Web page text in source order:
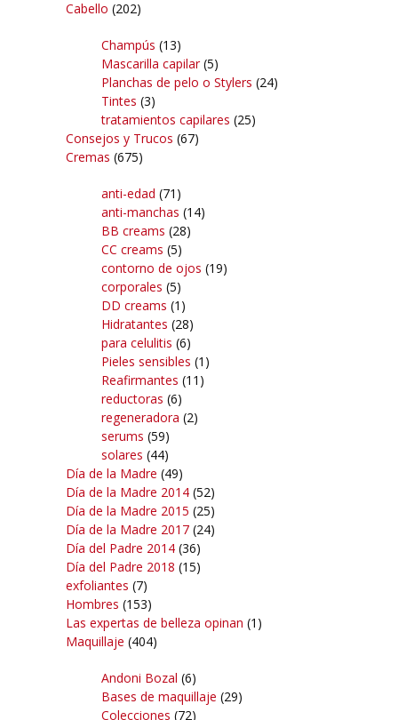
Cabello (202)
Champús (13)
Mascarilla capilar(5)
Planchas de pelo o Stylers (24)
Tintes (3)
tratamientos capilares (25)
Consejos y Trucos (67)
Cremas (675)
anti-edad (71)
anti-manchas (14)
BB creams (28)
CC creams (5)
contorno de ojos (19)
corporales (5)
DD creams (1)
Hidratantes (28)
para celulitis (6)
Pieles sensibles (1)
Reafirmantes (11)
reductoras (6)
regeneradora (2)
serums (59)
solares (44)
Día de la Madre (49)
Día de la Madre 2014 (52)
Día de la Madre 2015 (25)
Día de la Madre 2017 (24)
Día del Padre 2014 (36)
Día del Padre 2018 (15)
exfoliantes (7)
Hombres (153)
Las expertas de belleza opinan (1)
Maquillaje (404)
Andoni Bozal (6)
Bases de maquillaje (29)
Colecciones (72)